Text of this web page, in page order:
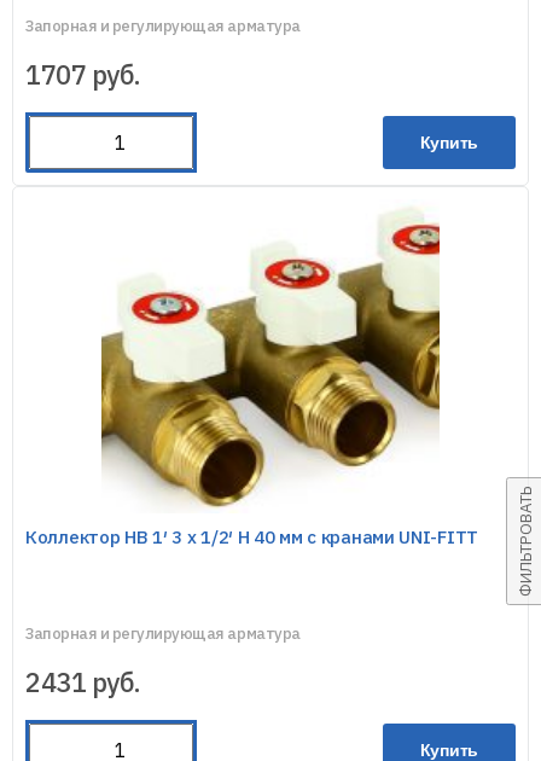
ФИЛЬТРОВАТЬ
Запорная и регулирующая арматура
1707 руб.
Купить
Коллектор НВ 1′ 3 х 1/2′ Н 40 мм с кранами UNI-FITT
Запорная и регулирующая арматура
2431 руб.
Купить